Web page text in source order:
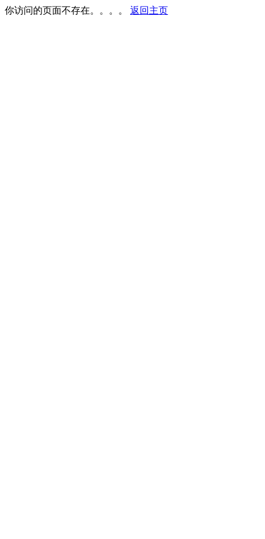
你访问的页面不存在。。。。 返回主页